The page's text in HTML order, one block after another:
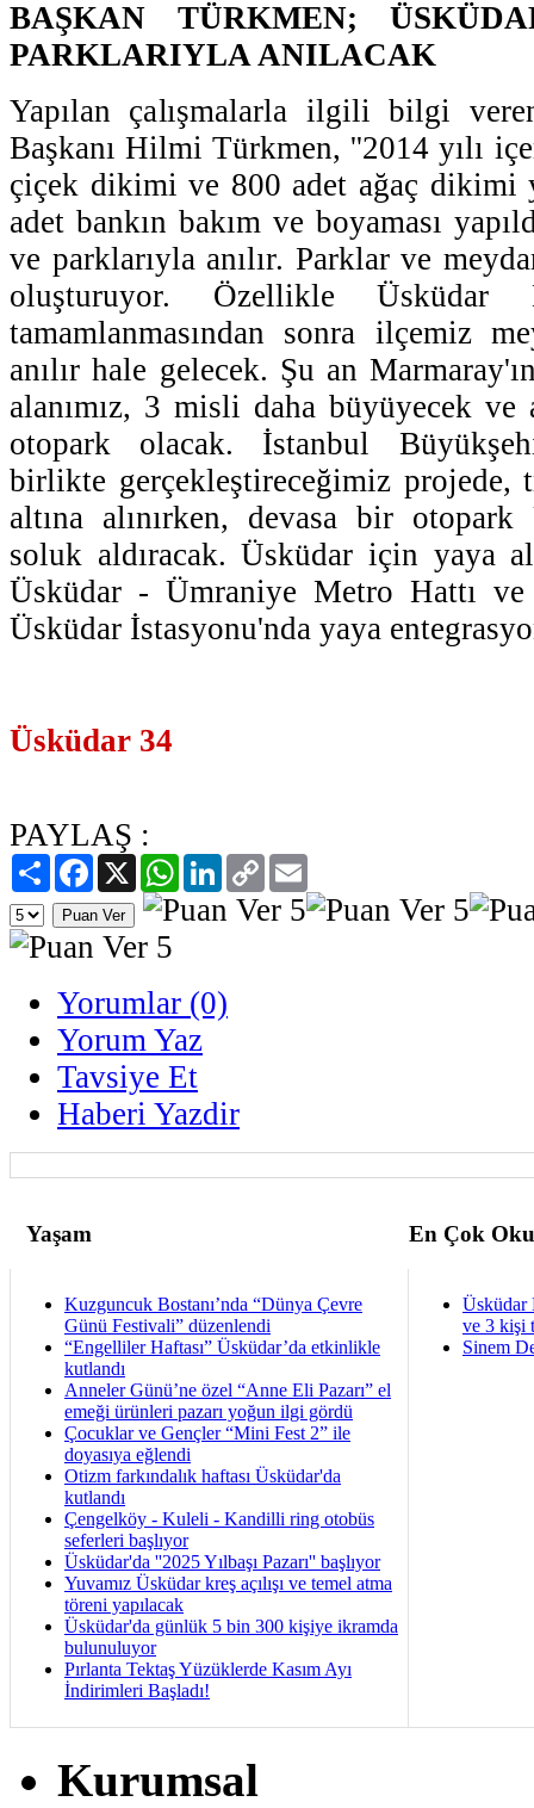
BAŞKAN TÜRKMEN;
PARKLARIYLA ANILACAK
Yapılan çalışmalarla ilgili bilgi
Başkanı Hilmi Türkmen, ''2014 yılı
çiçek dikimi ve 800 adet ağaç dikimi
adet bankın bakım ve boyaması
ve parklarıyla anılır. Parklar ve
oluşturuyor. Özellikle Üsküdar
tamamlanmasından sonra ilçemiz
anılır hale gelecek. Şu an
alanımız, 3 misli daha büyüyecek ve
otopark olacak. İstanbul
birlikte gerçekleştireceğimiz projede,
altına alınırken, devasa bir otopark
soluk aldıracak. Üsküdar için yaya
Üsküdar - Ümraniye Metro Hattı ve
Üsküdar İstasyonu'nda yaya
Üsküdar 34
PAYLAŞ :
PaylaşFacebook
X WhatsAppLinkedIn
Copy
Link
Yorumlar (0)
Yorum Yaz
Tavsiye Et
Haberi Yazdir
Yaşam En Çok
Kuzguncuk Bostanı’nda “Dünya Çevre
Günü Festivali” düzenlendi
“Engelliler Haftası” Üsküdar’da etkinlikle
kutlandı
Anneler Günü’ne özel “Anne Eli Pazarı” el
emeği ürünleri pazarı yoğun ilgi gördü
Çocuklar ve Gençler “Mini Fest 2” ile
doyasıya eğlendi
Otizm farkındalık haftası Üsküdar'da
kutlandı
Çengelköy - Kuleli - Kandilli ring otobüs
seferleri başlıyor
Üsküdar'da ''2025 Yılbaşı Pazarı'' başlıyor
Yuvamız Üsküdar kreş açılışı ve temel atma
töreni yapılacak
Üsküdar'da günlük 5 bin 300 kişiye ikramda
bulunuluyor
Pırlanta Tektaş Yüzüklerde Kasım Ayı
İndirimleri Başladı!
Üsküdar
ve 3 kişi
Sinem
Kurumsal